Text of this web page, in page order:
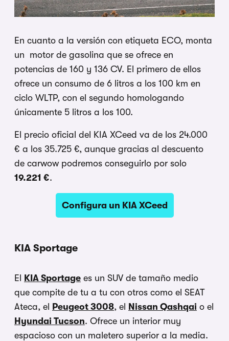
En cuanto a la versión con etiqueta ECO, monta
un motor de gasolina que se ofrece en
potencias de 160 y 136 CV. El primero de ellos
ofrece un consumo de 6 litros a los 100 km en
ciclo WLTP, con el segundo homologando
únicamente 5 litros a los 100.
El precio oficial del KIA XCeed va de los 24.000
€ a los 35.725 €, aunque gracias al descuento
de carwow podremos conseguirlo por solo
19.221 €.
Configura un KIA XCeed
KIA Sportage
El KIA Sportage es un SUV de tamaño medio
que compite de tu a tu con otros como el SEAT
Ateca, el Peugeot 3008, el Nissan Qashqai o el
Hyundai Tucson. Ofrece un interior muy
espacioso con un maletero superior a la media.